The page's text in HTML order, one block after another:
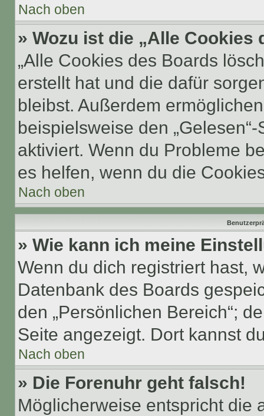
Nach oben
» Wozu ist die „Alle
„Alle Cookies des Boards
erstellt hat und die dafür
bleibst. Außerdem
beispielsweise den
aktiviert. Wenn du Probleme
es helfen, wenn du die
Nach oben
» Wie kann ich meine
Wenn du dich registriert hast,
Datenbank des Boards
den „Persönlichen Bereich“;
Seite angezeigt. Dort kannst
Nach oben
» Die Forenuhr geht falsch!
Möglicherweise entspricht die